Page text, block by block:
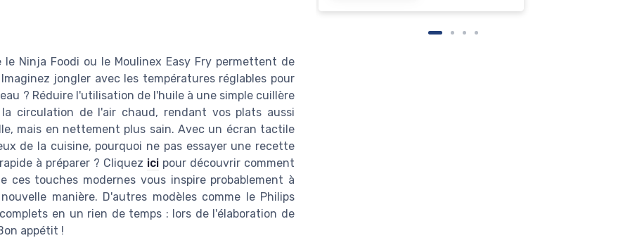
Ninja Foodi ou le Moulinex Easy Fry permettent de
jongler avec les températures réglables pour
? Réduire l'utilisation de l'huile à une simple cuillère
circulation de l'air chaud, rendant vos plats aussi
mais en nettement plus sain. Avec un écran tactile
de la cuisine, pourquoi ne pas essayer une recette
à préparer ? Cliquez ici pour découvrir comment
touches modernes vous inspire probablement à
manière. D'autres modèles comme le Philips
en un rien de temps : lors de l'élaboration de
appétit !